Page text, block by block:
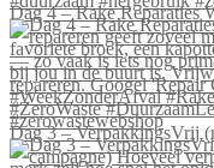
Dag 4 – Rake Reparaties
Dag 3 – VerpakkingsVrij